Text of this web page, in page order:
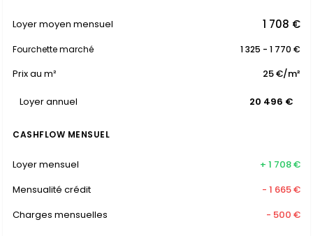
Loyer moyen mensuel 1 708 €
Fourchette marché 1 325 - 1 770 €
Prix au m² 25 €/m²
Loyer annuel 20 496 €
CASHFLOW MENSUEL
Loyer mensuel
+ 1 708 €
Mensualité crédit
- 1 665 €
Charges mensuelles
- 500 €